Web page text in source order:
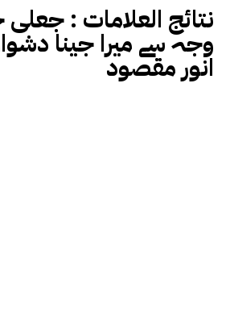
نتائج العلامات : جعلی
وجہ سے میرا جینا
انور مقصود